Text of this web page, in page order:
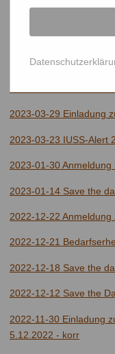
2023-04-24 Einladung
2023-04-19
2023-04-19
2023-03-29 Einladung
2023-03-23 IUSS-Alert
2023-01-30
2023-01-14 Save the
2022-12-22
2022-12-21
2022-12-18 Save the
2022-12-12 Save the
2022-11-30 Einladung
5.12.2022 - korr